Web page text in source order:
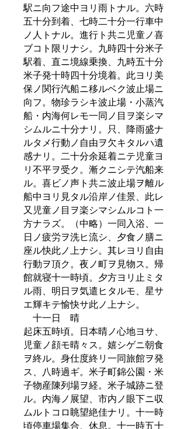
駅ニ向フ途中ヨリ雨トナル。六時
五十分到着、七時二十分一行車中
ノ人トナル。進行ト共ニ児童ノ喜
ブコト限リナシ。九時四十分米子
駅着、直ニ境線乗換、九時五十分
米子発十時四十分境着。此ヨリ美
保ノ関行汽船ニ移ルベク波止場ニ
向フ。物珍ラシキ波止場・小蒸汽
船・内海何レモ一同ノ目ヲ楽シマ
シムルニ十分ナリ。只、降雨盛ナ
ルタメ行動ノ自由ヲ欠キタルハ遺
感ナリ。二十分余延着ニテ児童ヨ
リ不平ヲ受ク。漸クニシテ汽船来
ル。喜ビノ声ト共ニ波止場ヲ離ル
船中ヨリ見タル沿岸ノ佳景、此レ
又児童ノ目ヲ楽シマシムルコト一
方ナラズ。（中略）一同入浴、一
日ノ疲労ヲ洗ヒ流シ、夕食ノ膳ニ
座ル快此ノ上ナシ。其レヨリ自由
行動ヲ頂ク。夜ノ町ヲ見物ス。帰
館就寝十一時頃。夕方ヨリ止ミタ
ル雨、明日ヲ気遣ヒタルモ、星サ
エ輝キテ愉快サ此ノ上ナシ。
十一日 晴
起床五時頃。日本晴ノ心地ヨサ、
児童ノ顔モ晴々ス。嬉シゲニ朝食
ヲ終ル。身仕度終リ一同旅館ヲ発
ス、八時過ギ。米子町錦公園・米
子物産陳列場ヲ経。米子城跡ニ登
ル。内海ノ展望、市内ノ眼下ニ収
ムルトコロ眺望絶佳ナリ。十一時
頃停車場集合、休息。十一時五十